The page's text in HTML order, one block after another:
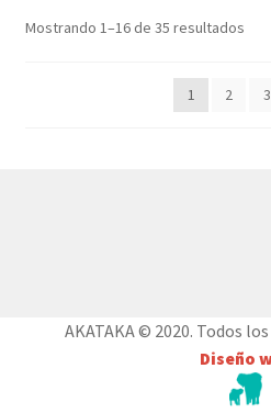
Mostrando 1–16 de 35 resultados
1 2 3
AKATAKA © 2020. Todos
Diseño